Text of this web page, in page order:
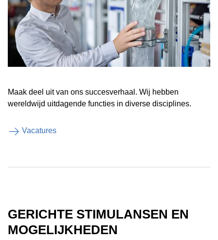
Maak deel uit van ons succesverhaal. Wij hebben
wereldwijd uitdagende functies in diverse disciplines.
Vacatures
GERICHTE STIMULANSEN EN
MOGELIJKHEDEN